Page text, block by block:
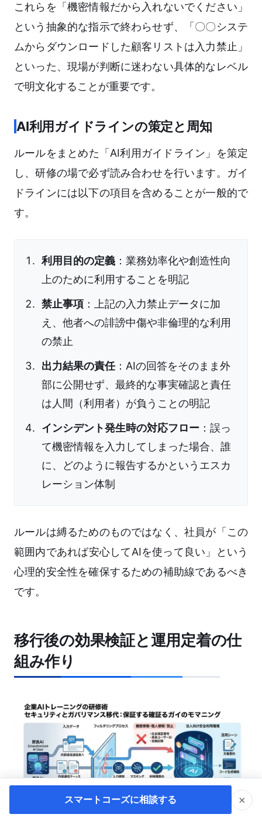
これらを「機密情報だから入れないでください」
という抽象的な指示で終わらせず、「〇〇システ
ムからダウンロードした顧客リストは入力禁止」
といった、現場が判断に迷わない具体的なレベル
で明文化することが重要です。
AI利用ガイドラインの策定と周知
ルールをまとめた「AI利用ガイドライン」を策定
し、研修の場で必ず読み合わせを行います。ガイ
ドラインには以下の項目を含めることが一般的で
す。
利用目的の定義 ：業務効率化や創造性向
上のために利用することを明記
禁止事項 ：上記の入力禁止データに加
え、他者への誹謗中傷や非倫理的な利用
の禁止
出力結果の責任：AIの回答をそのまま外
部に公開せず、最終的な事実確認と責任
は人間（利用者）が負うことの明記
インシデント発生時の対応フロー ：誤っ
て機密情報を入力してしまった場合、誰
に、どのように報告するかというエスカ
レーション体制
ルールは縛るためのものではなく、社員が「この
範囲内であれば安心してAIを使って良い」という
心理的安全性を確保するための補助線であるべき
です。
移行後の効果検証と運用定着の仕
組み作り
スマートコーズに相談する ×